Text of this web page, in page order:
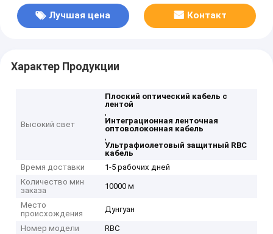
Лучшая цена Контакт
Характер Продукции
Высокий свет
Плоский оптический кабель с
лентой
,
Интеграционная ленточная
оптоволоконная кабель
,
Ультрафиолетовый защитный RBC
кабель
Время доставки
1-5 рабочих дней
Количество мин
заказа
10000 м
Место
происхождения
Дунгуан
Номер модели
RBC